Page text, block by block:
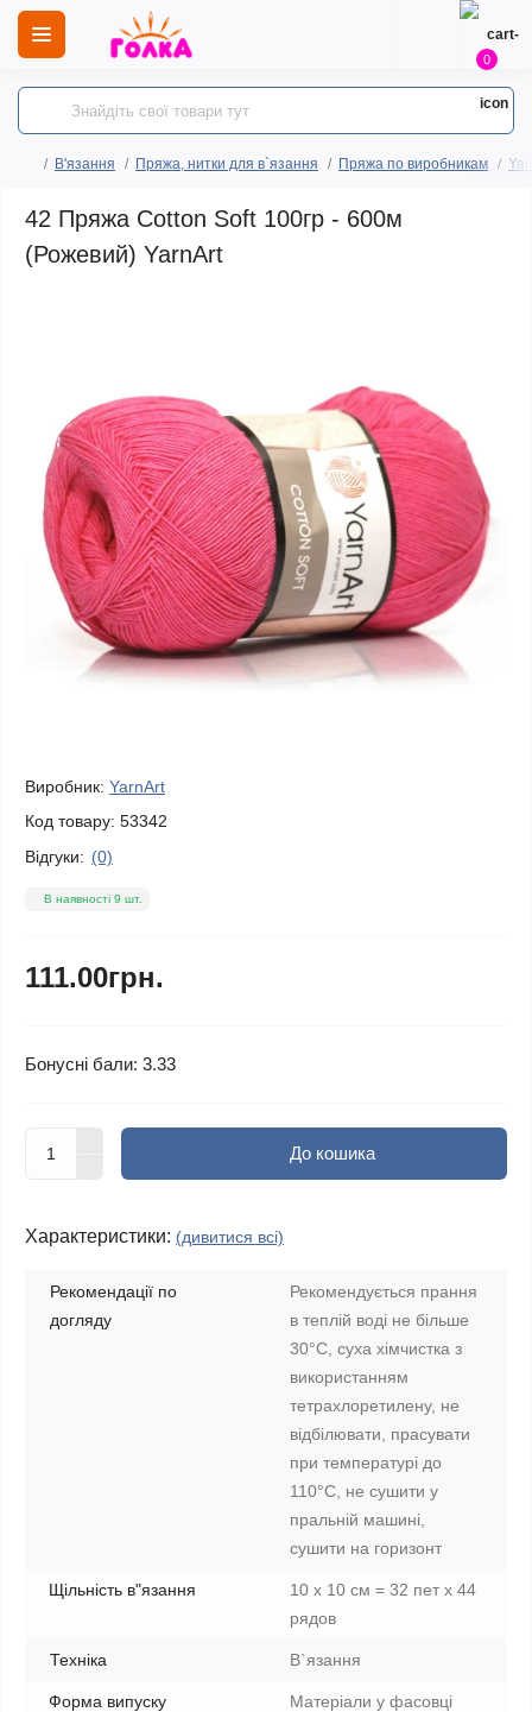
0
В'язання Пряжа, нитки для в`язання Пряжа по виробникам
42 Пряжа Cotton Soft 100гр - 600м
(Рожевий) YarnArt
Виробник: YarnArt
Код товару: 53342
Відгуки: (0)
В наявності 9 шт.
111.00грн.
Бонусні бали: 3.33
До кошика
Характеристики: (дивитися всі)
Рекомендації по
догляду
Рекомендується прання
в теплій воді не більше
30°C, суха хімчистка з
використанням
тетрахлоретилену, не
відбілювати, прасувати
при температурі до
110°C, не сушити у
пральній машині,
сушити на горизонт
Щільність в"язання
10 х 10 см = 32 пет х 44
рядов
Техніка В`язання
Форма випуску Матеріали у фасовці